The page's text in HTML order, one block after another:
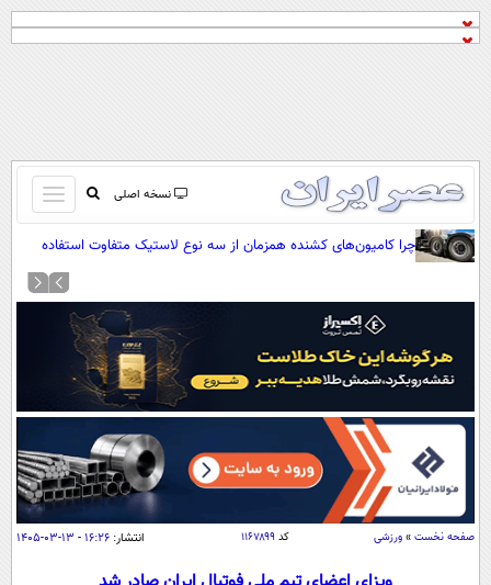
نسخه اصلی
باز
و
بسته
کردن
صفحه اول
آرشیو
نظرسنجی
آب و هوا
اوقات شرعی
سواد زندگی
اقتصاد
اقتصادی
جامعه
چرا کامیون‌های کشنده همزمان از سه نوع لاستیک متفاوت استفاده
صفحه نخست » ورزشی کد۱۱۶۷۸۹۹ انتشار: ۱۶:۲۶ - ۱۳-۰۳-۱۴۰۵